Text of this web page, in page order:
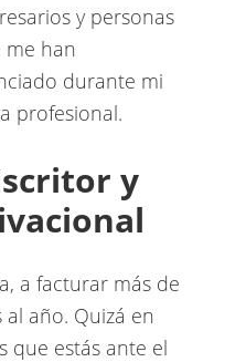
y personas
me han
durante mi
profesional.
y
a facturar más de
año. Quizá en
que estás ante el